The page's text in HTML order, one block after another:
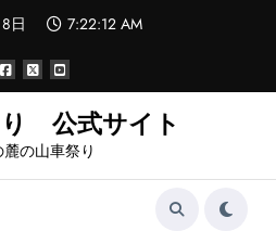
日 7:22:12 AM
公式サイト
の山車祭り